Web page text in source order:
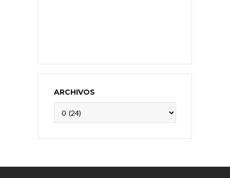
ARCHIVOS